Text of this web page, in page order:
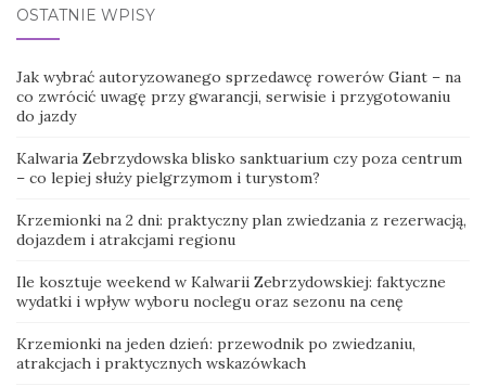
OSTATNIE WPISY
Jak wybrać autoryzowanego sprzedawcę rowerów Giant – na
co zwrócić uwagę przy gwarancji, serwisie i przygotowaniu
do jazdy
Kalwaria Zebrzydowska blisko sanktuarium czy poza centrum
– co lepiej służy pielgrzymom i turystom?
Krzemionki na 2 dni: praktyczny plan zwiedzania z rezerwacją,
dojazdem i atrakcjami regionu
Ile kosztuje weekend w Kalwarii Zebrzydowskiej: faktyczne
wydatki i wpływ wyboru noclegu oraz sezonu na cenę
Krzemionki na jeden dzień: przewodnik po zwiedzaniu,
atrakcjach i praktycznych wskazówkach